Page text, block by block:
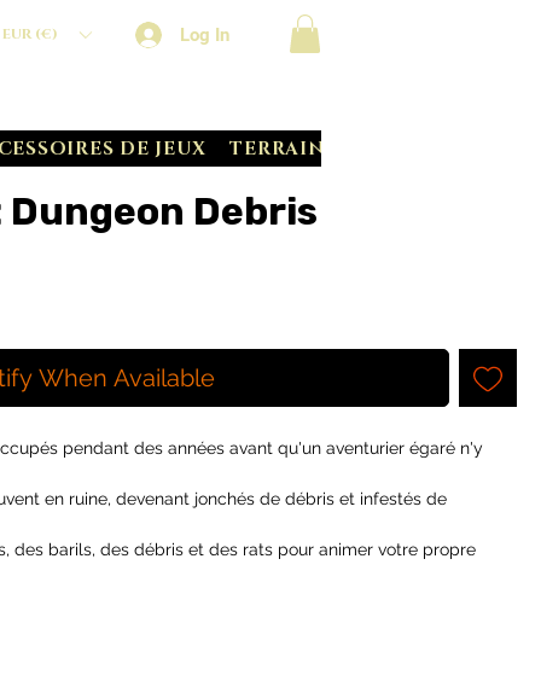
EUR (€) Log In
DE JEUX TERRAIN CRATE
Debris
When Available
pendant des années avant qu'un aventurier égaré n'y
en ruine, devenant jonchés de débris et infestés de
des barils, des débris et des rats pour animer votre propre
pré-colorés, y compris: